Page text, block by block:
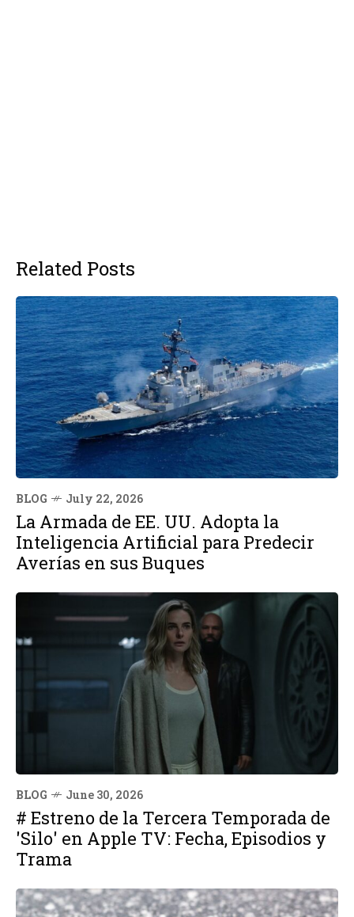
Related Posts
BLOG July 22, 2026
La Armada de EE. UU. Adopta la
Inteligencia Artificial para Predecir
Averías en sus Buques
BLOG June 30, 2026
# Estreno de la Tercera Temporada de
'Silo' en Apple TV: Fecha, Episodios y
Trama